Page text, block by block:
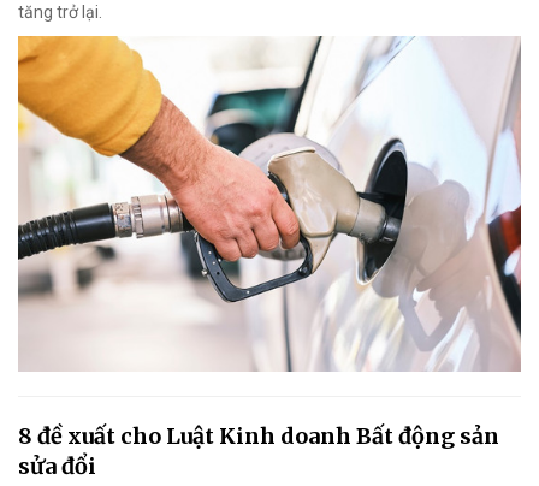
tăng trở lại.
8 đề xuất cho Luật Kinh doanh Bất động sản
sửa đổi